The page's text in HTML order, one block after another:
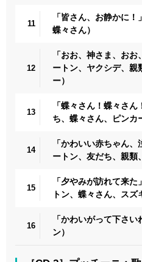
11
「皆さん、お静かに！
蝶々さん）
12
「おお、神さま、お
ートン、ヤクシデ、親
ー）
13
「蝶々さん！蝶々さ
ち、蝶々さん、ピンカ
14
「かわいい赤ちゃん
ートン、友だち、親類
15
「夕やみが訪れて来
トン、蝶々さん、スズ
16
「かわいがって下さ
ン）